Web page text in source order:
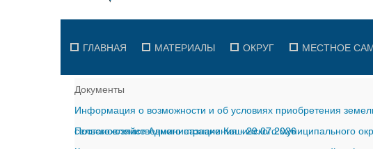
ГЛАВНАЯ МАТЕРИАЛЫ ОКРУГ МЕСТНОЕ
Документы
Информация о возможности и об условиях приобретения
сельскохозяйственного назначения-29.07.2026
Постановление Администрации Кашинского муниципального